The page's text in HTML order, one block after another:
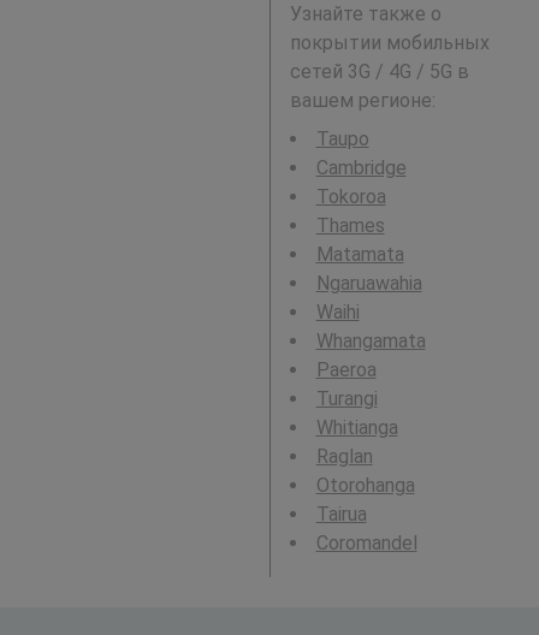
Узнайте также о
покрытии мобильных
сетей 3G / 4G / 5G в
вашем регионе:
Taupo
Cambridge
Tokoroa
Thames
Matamata
Ngaruawahia
Waihi
Whangamata
Paeroa
Turangi
Whitianga
Raglan
Otorohanga
Tairua
Coromandel